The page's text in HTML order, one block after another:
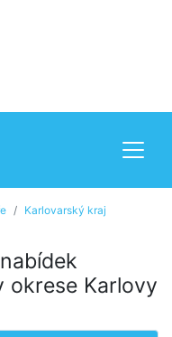
Karlovarský kraj
nabídek
okrese Karlovy